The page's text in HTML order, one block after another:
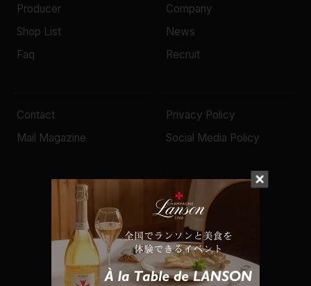
Producer
Shop List
Faq
Company
News
Recruit
Contact
Mail Magazine
Privacy Policy
Social Media Policy
© 2022 Mottox inc.